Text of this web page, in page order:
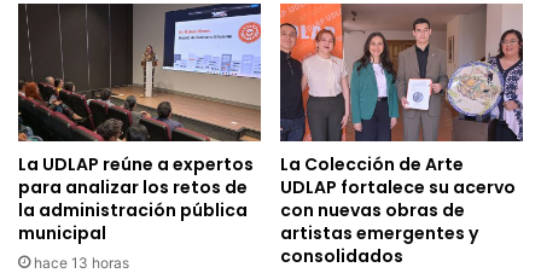
La UDLAP reúne a expertos
para analizar los retos de
la administración pública
municipal
hace 13 horas
La Colección de Arte
UDLAP fortalece su acervo
con nuevas obras de
artistas emergentes y
consolidados